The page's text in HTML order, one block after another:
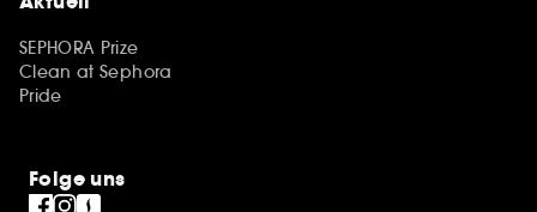
SEPHORA Prize
Clean at Sephora
Pride
Folge uns